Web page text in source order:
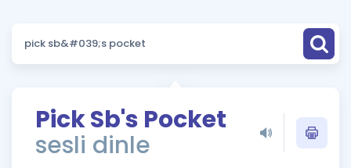
Puan Hesaplama
ÖSYM Sınav Takvimi
Kampanyalar
Pick Sb's Pocket
sesli dinle